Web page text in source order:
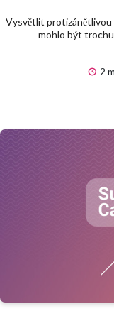
Vysvětlit protizánětlivou
mohlo být
2